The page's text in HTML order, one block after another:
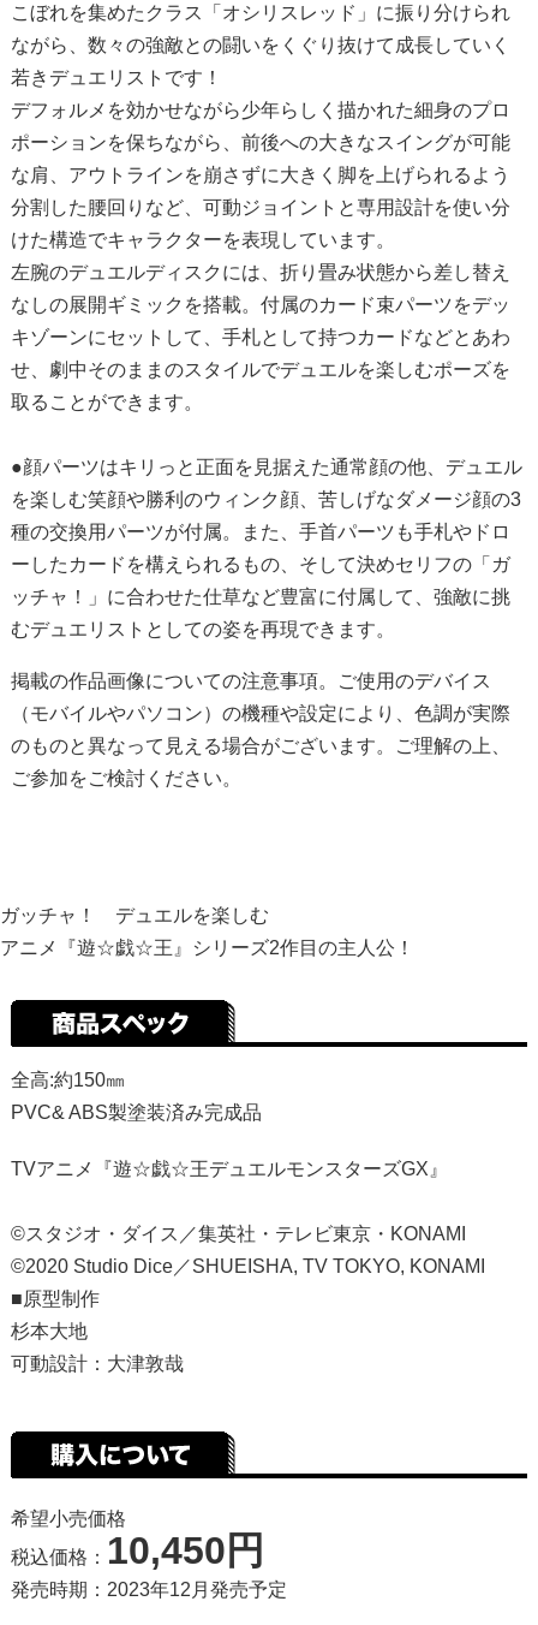
こぼれを集めたクラス「オシリスレッド」に振り分けられ
ながら、数々の強敵との闘いをくぐり抜けて成長していく
若きデュエリストです！
デフォルメを効かせながら少年らしく描かれた細身のプロ
ポーションを保ちながら、前後への大きなスイングが可能
な肩、アウトラインを崩さずに大きく脚を上げられるよう
分割した腰回りなど、可動ジョイントと専用設計を使い分
けた構造でキャラクターを表現しています。
左腕のデュエルディスクには、折り畳み状態から差し替え
なしの展開ギミックを搭載。付属のカード束パーツをデッ
キゾーンにセットして、手札として持つカードなどとあわ
せ、劇中そのままのスタイルでデュエルを楽しむポーズを
取ることができます。
●顔パーツはキリっと正面を見据えた通常顔の他、デュエル
を楽しむ笑顔や勝利のウィンク顔、苦しげなダメージ顔の3
種の交換用パーツが付属。また、手首パーツも手札やドロ
ーしたカードを構えられるもの、そして決めセリフの「ガ
ッチャ！」に合わせた仕草など豊富に付属して、強敵に挑
むデュエリストとしての姿を再現できます。
掲載の作品画像についての注意事項。ご使用のデバイス
（モバイルやパソコン）の機種や設定により、色調が実際
のものと異なって見える場合がございます。ご理解の上、
ご参加をご検討ください。
ガッチャ！ デュエルを楽しむ
アニメ『遊☆戯☆王』シリーズ2作目の主人公！
全高:約150㎜
PVC& ABS製塗装済み完成品
TVアニメ『遊☆戯☆王デュエルモンスターズGX』
©スタジオ・ダイス／集英社・テレビ東京・KONAMI
©2020 Studio Dice／SHUEISHA, TV TOKYO, KONAMI
■原型制作
杉本大地
可動設計：大津敦哉
希望小売価格
税込価格： 10,450円
発売時期：2023年12月発売予定